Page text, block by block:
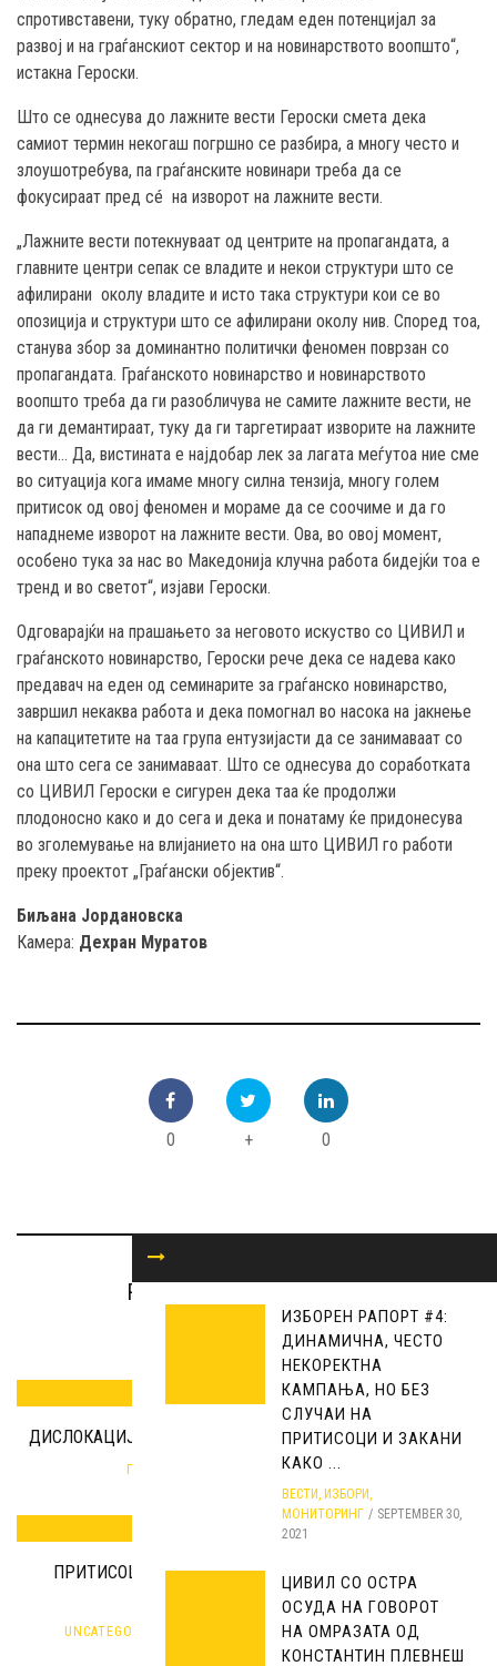
спротивставени, туку обратно, гледам еден потенцијал за
развој и на граѓанскиот сектор и на новинарството воопшто“,
истакна Героски.
Што се однесува до лажните вести Героски смета дека
самиот термин некогаш погршно се разбира, а многу често и
злоушотребува, па граѓанските новинари треба да се
фокусираат пред сé на изворот на лажните вести.
„Лажните вести потекнуваат од центрите на пропагандата, а
главните центри сепак се владите и некои структури што се
афилирани околу владите и исто така структури кои се во
опозиција и структури што се афилирани околу нив. Според тоа,
станува збор за доминантно политички феномен поврзан со
пропагандата. Граѓанското новинарство и новинарството
воопшто треба да ги разобличува не самите лажните вести, не
да ги демантираат, туку да ги таргетираат изворите на лажните
вести… Да, вистината е најдобар лек за лагата меѓутоа ние сме
во ситуација кога имаме многу силна тензија, многу голем
притисок од овој феномен и мораме да се соочиме и да го
нападнеме изворот на лажните вести. Ова, во овој момент,
особено тука за нас во Македонија клучна работа бидејќи тоа е
тренд и во светот“, изјави Героски.
Одговарајќи на прашањето за неговото искуство со ЦИВИЛ и
граѓанското новинарство, Героски рече дека се надева како
предавач на еден од семинарите за граѓанско новинарство,
завршил некаква работа и дека помогнал во насока на јакнење
на капацитетите на таа група ентузијасти да се занимаваат со
она што сега се занимаваат. Што се однесува до соработката
со ЦИВИЛ Героски е сигурен дека таа ќе продолжи
плодоносно како и до сега и дека и понатаму ќе придонесува
во зголемување на влијанието на она што ЦИВИЛ го работи
преку проектот „Граѓански објектив“.
Биљана Јордановска
Камера: Дехран Муратов
0 + 0
RELATED ARTICLES
ДИСЛОКАЦИЈА НА СООБРАЌАЈНИОТ ХАОС НА БИТ-ПАЗАР
ГРАЃАНСКИ ОБЈЕКТИВ MAY 31, 2018
ПРИТИСОЦИ ВРЗ ВРАБОТЕНИТЕ ВО РЕК ОСЛОМЕЈ -
UNCATEGORIZED ГРАЃАНСКИ ОБЈЕКТИВ MARCH 8, 2017
ИЗБОРЕН РАПОРТ #4:
ДИНАМИЧНА, ЧЕСТО
НЕКОРЕКТНА
КАМПАЊА, НО БЕЗ
СЛУЧАИ НА
ПРИТИСОЦИ И ЗАКАНИ
КАКО ...
ВЕСТИ, ИЗБОРИ,
МОНИТОРИНГ
SEPTEMBER 30,
2021
ЦИВИЛ СО ОСТРА
ОСУДА НА ГОВОРОТ
НА ОМРАЗАТА ОД
КОНСТАНТИН ПЛЕВНЕШ